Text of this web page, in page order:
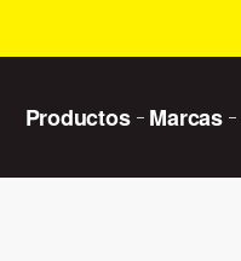
Productos Marcas